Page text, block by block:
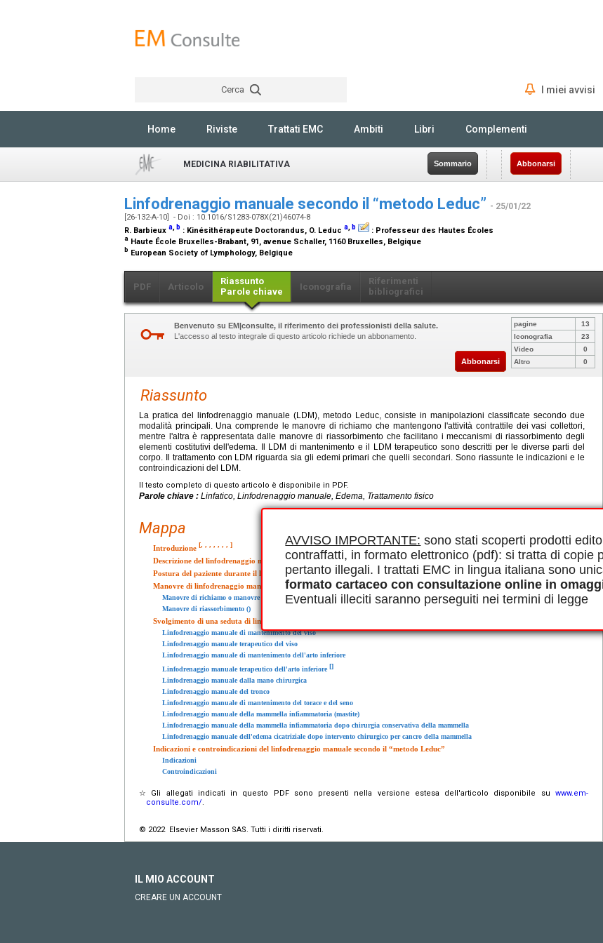
AVVISO IMPORTANTE: sono stati scoperti prodotti
contraffatti, in formato elettronico (pdf): si tratta di copie
pertanto illegali. I trattati EMC in lingua italiana sono
formato cartaceo con consultazione online in
Eventuali illeciti saranno perseguiti nei termini di legge
Cerca I miei avvisi
Home Riviste Trattati EMC Ambiti Libri Complementi
MEDICINA RIABILITATIVA Sommario Abbonarsi
Linfodrenaggio manuale secondo il “metodo Leduc” - 25/01/22
[26-132-A-10] - Doi : 10.1016/S1283-078X(21)46074-8
R. Barbieux a, b : Kinésithérapeute Doctorandus, O. Leduc a, b : Professeur des Hautes Écoles
a Haute École Bruxelles-Brabant, 91, avenue Schaller, 1160 Bruxelles, Belgique
b European Society of Lymphology, Belgique
PDF Articolo
Riassunto
Parole chiave
Iconografia
Riferimenti
bibliografici
Benvenuto su EM|consulte, il riferimento dei professionisti della salute.
L'accesso al testo integrale di questo articolo richiede un abbonamento.
Abbonarsi
pagine
13
Iconografia
23
Video
0
Altro
0
Riassunto
La pratica del linfodrenaggio manuale (LDM), metodo Leduc, consiste in manipolazioni classificate secondo due
modalità principali. Una comprende le manovre di richiamo che mantengono l'attività contrattile dei vasi collettori,
mentre l'altra è rappresentata dalle manovre di riassorbimento che facilitano i meccanismi di riassorbimento degli
elementi costitutivi dell'edema. Il LDM di mantenimento e il LDM terapeutico sono descritti per le diverse parti del
corpo. Il trattamento con LDM riguarda sia gli edemi primari che quelli secondari. Sono riassunte le indicazioni e le
controindicazioni del LDM.
Il testo completo di questo articolo è disponibile in PDF.
Parole chiave : Linfatico, Linfodrenaggio manuale, Edema, Trattamento fisico
Mappa
Introduzione [, , , , , , , ]
Descrizione del linfodrenaggio manuale secondo il “metodo Leduc”
Postura del paziente durante il linfodrenaggio manuale secondo il “metodo Leduc”
Manovre di linfodrenaggio manuale secondo il “metodo Leduc”
Manovre di richiamo o manovre di mantenimento
Manovre di riassorbimento ()
Svolgimento di una seduta di linfodrenaggio manuale secondo il “metodo Leduc”
Linfodrenaggio manuale di mantenimento del viso
Linfodrenaggio manuale terapeutico del viso
Linfodrenaggio manuale di mantenimento dell'arto inferiore
Linfodrenaggio manuale terapeutico dell'arto inferiore[]
Linfodrenaggio manuale dalla mano chirurgica
Linfodrenaggio manuale del tronco
Linfodrenaggio manuale di mantenimento del torace e del seno
Linfodrenaggio manuale della mammella infiammatoria (mastite)
Linfodrenaggio manuale della mammella infiammatoria dopo chirurgia conservativa della mammella
Linfodrenaggio manuale dell'edema cicatriziale dopo intervento chirurgico per cancro della mammella
Indicazioni e controindicazioni del linfodrenaggio manuale secondo il “metodo Leduc”
Indicazioni
Controindicazioni
☆ Gli allegati indicati in questo PDF sono presenti nella versione estesa dell'articolo disponibile suwww.em-
consulte.com/.
© 2022 Elsevier Masson SAS. Tutti i diritti riservati.
IL MIO ACCOUNT
CREARE UN ACCOUNT